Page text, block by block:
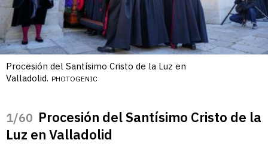
Procesión del Santísimo Cristo de la Luz en
Valladolid. PHOTOGENIC
/60 Procesión del Santísimo Cristo de la
Luz en Valladolid